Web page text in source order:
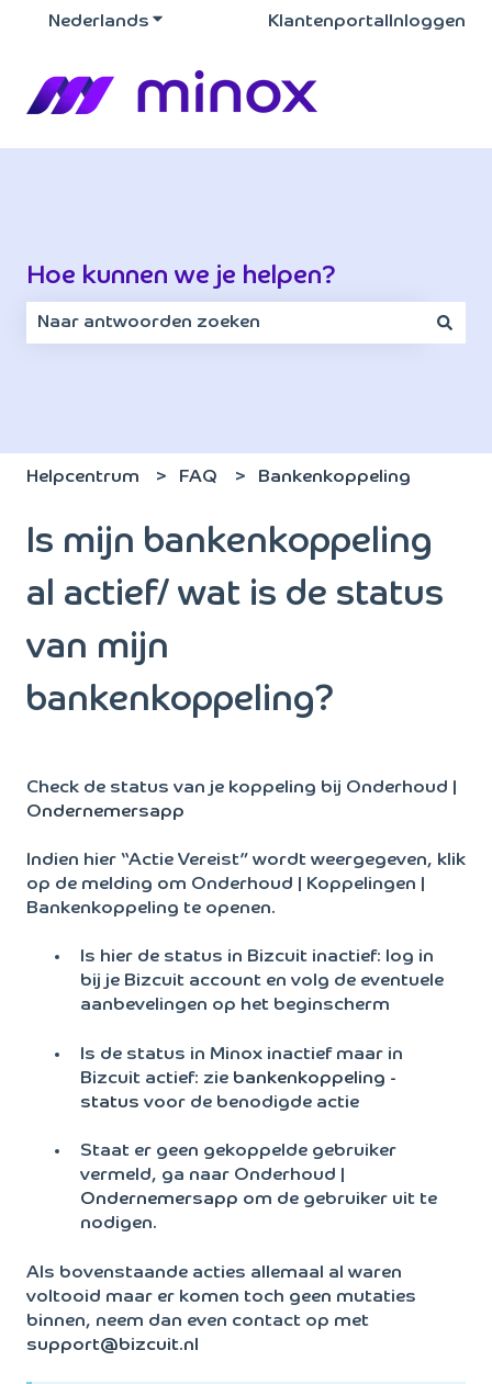
Nederlands Submenu tonen voor vertalingen
Klantenportal Inloggen
Hoe kunnen we je helpen?
Helpcentrum FAQ Bankenkoppeling
Is mijn bankenkoppeling
al actief/ wat is de status
van mijn
bankenkoppeling?
Check de status van je koppeling bij Onderhoud |
Ondernemersapp
Indien hier “Actie Vereist” wordt weergegeven, klik
op de melding om Onderhoud | Koppelingen |
Bankenkoppeling te openen.
Is hier de status in Bizcuit inactief: log in
bij je Bizcuit account en volg de eventuele
aanbevelingen op het beginscherm
Is de status in Minox inactief maar in
Bizcuit actief: zie bankenkoppeling -
status voor de benodigde actie
Staat er geen gekoppelde gebruiker
vermeld, ga naar Onderhoud |
Ondernemersapp om de gebruiker uit te
nodigen.
Als bovenstaande acties allemaal al waren
voltooid maar er komen toch geen mutaties
binnen, neem dan even contact op met
support@bizcuit.nl